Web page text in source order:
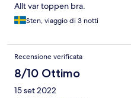
Allt var toppen bra.
Sten, viaggio di 3 notti
Recensione verificata
8/10 Ottimo
15 set 2022